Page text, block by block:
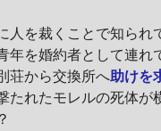
を裁くことで知られ
年を婚約者として連
荘から交換所へ助けを
たれたモレルの死体